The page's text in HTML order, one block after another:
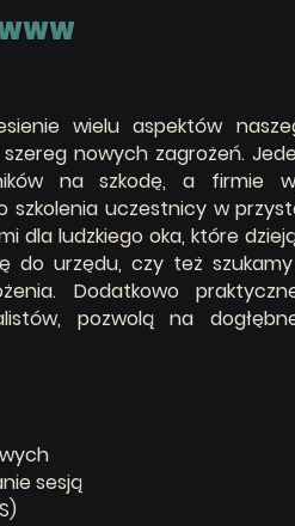
wielu aspektów
nowych zagrożeń.
na szkodę, a firmie
szkolenia uczestnicy w
dla ludzkiego oka, które
do urzędu, czy też
Dodatkowo
pozwolą na
sesją